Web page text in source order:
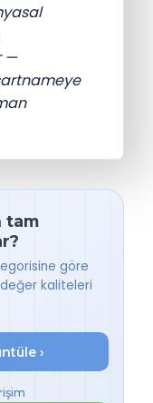
—
tam
göre
kaliteleri
›